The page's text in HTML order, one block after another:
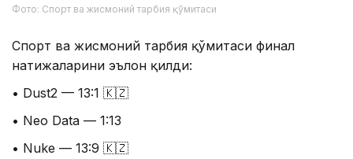
Фото: Спорт ва жисмоний тарбия қўмитаси
Спорт ва жисмоний тарбия қўмитаси финал
натижаларини эълон қилди:
• Dust2 — 13:1 🇰🇿
• Neo Data — 1:13
• Nuke — 13:9 🇰🇿